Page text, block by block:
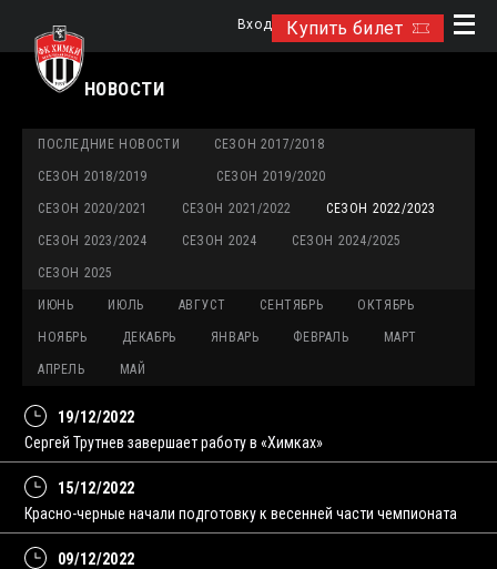
Купить билет
Вход
НОВОСТИ
ПОСЛЕДНИЕ НОВОСТИ СЕЗОН 2017/2018
СЕЗОН 2018/2019 СЕЗОН 2019/2020
СЕЗОН 2020/2021 СЕЗОН 2021/2022 СЕЗОН 2022/2023
СЕЗОН 2023/2024 СЕЗОН 2024 СЕЗОН 2024/2025
СЕЗОН 2025
ИЮНЬ ИЮЛЬ АВГУСТ СЕНТЯБРЬ ОКТЯБРЬ
НОЯБРЬ ДЕКАБРЬ ЯНВАРЬ ФЕВРАЛЬ МАРТ
АПРЕЛЬ МАЙ
19/12/2022
Сергей Трутнев завершает работу в «Химках»
15/12/2022
Красно-черные начали подготовку к весенней части чемпионата
09/12/2022